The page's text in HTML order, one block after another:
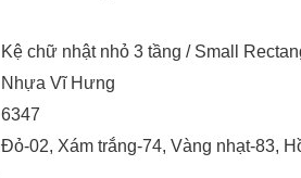
Kệ chữ nhật nhỏ 3 tầng / Small
Nhựa Vĩ Hưng
6347
Đỏ-02, Xám trắng-74, Vàng nhạt-83,